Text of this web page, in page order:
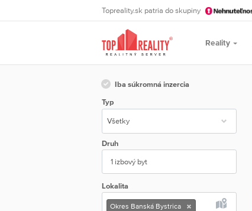
Topreality.sk patria do skupiny
Reality
Iba súkromná inzercia
Typ
Druh
1 izbový byt
Lokalita
Okres Banská Bystrica